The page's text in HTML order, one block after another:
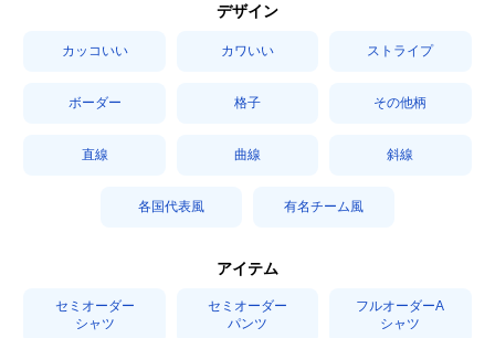
デザイン
カッコいい カワいい ストライプ
ボーダー 格子 その他柄
直線 曲線 斜線
各国代表風 有名チーム風
アイテム
セミオーダー
シャツ
セミオーダー
パンツ
フルオーダーA
シャツ